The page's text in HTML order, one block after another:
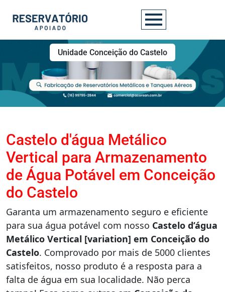
Unidade Conceição do Castelo
Castelo d'água Metálico
Vertical para Armazenamento
de Água Potável em Conceição
do Castelo
Garanta um armazenamento seguro e eficiente
para sua água potável com nosso Castelo d’água
Metálico Vertical [variation] em Conceição do
Castelo. Comprovado por mais de 5000 clientes
satisfeitos, nosso produto é a resposta para a
falta de água em sua localidade. Não perca